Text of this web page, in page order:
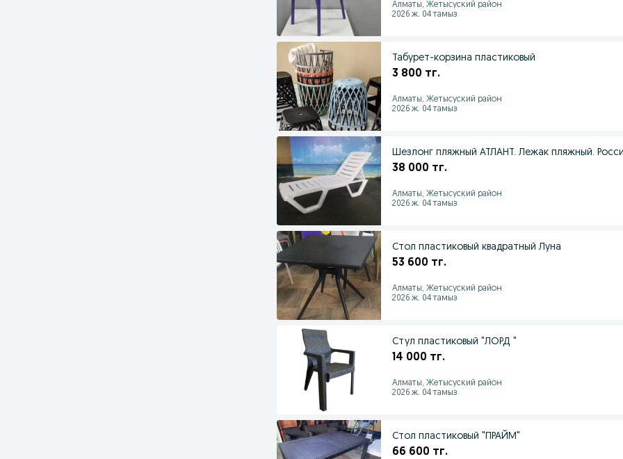
Алматы, Жетысуский район
2026 ж. 04 тамыз
Табурет-корзина пластиковый
3 800 тг.
Алматы, Жетысуский район
2026 ж. 04 тамыз
Шезлонг пляжный АТЛАНТ. Лежак пляжный.
38 000 тг.
Алматы, Жетысуский район
2026 ж. 04 тамыз
Стол пластиковый квадратный Луна
53 600 тг.
Алматы, Жетысуский район
2026 ж. 04 тамыз
Стул пластиковый "ЛОРД "
14 000 тг.
Алматы, Жетысуский район
2026 ж. 04 тамыз
Стол пластиковый "ПРАЙМ"
66 600 тг.